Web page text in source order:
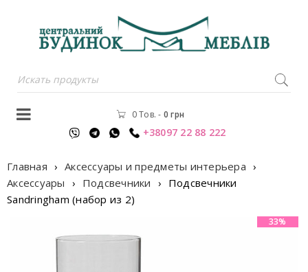
0 Тов. - 0грн
+38097 22 88 222
Главная › Аксессуары и предметы интерьера ›
Аксессуары › Подсвечники › Подсвечники
Sandringham (набор из 2)
33%